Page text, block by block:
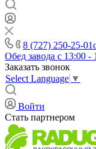
8 (727) 250-25-01
Обед завода с 13:00 -
Заказать звонок
Select Language ▼
Войти
Стать партнером